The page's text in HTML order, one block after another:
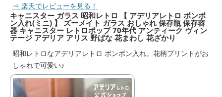
⇒ 楽天でレビューを見る！
キャニスター ガラス 昭和レトロ 【 アデリアレトロ ボンボ
ン入れ(ミニ) 】 ズーメイト ガラス おしゃれ 保存瓶 保存容
器 キャニスター レトロポップ 70年代 アンティーク ヴィン
テージ アデリア アリス 野ばな 花まわし 花ざかり
昭和レトロなアデリアレトロ ボンボン入れ。花柄プリントがお
しゃれで可愛い♪